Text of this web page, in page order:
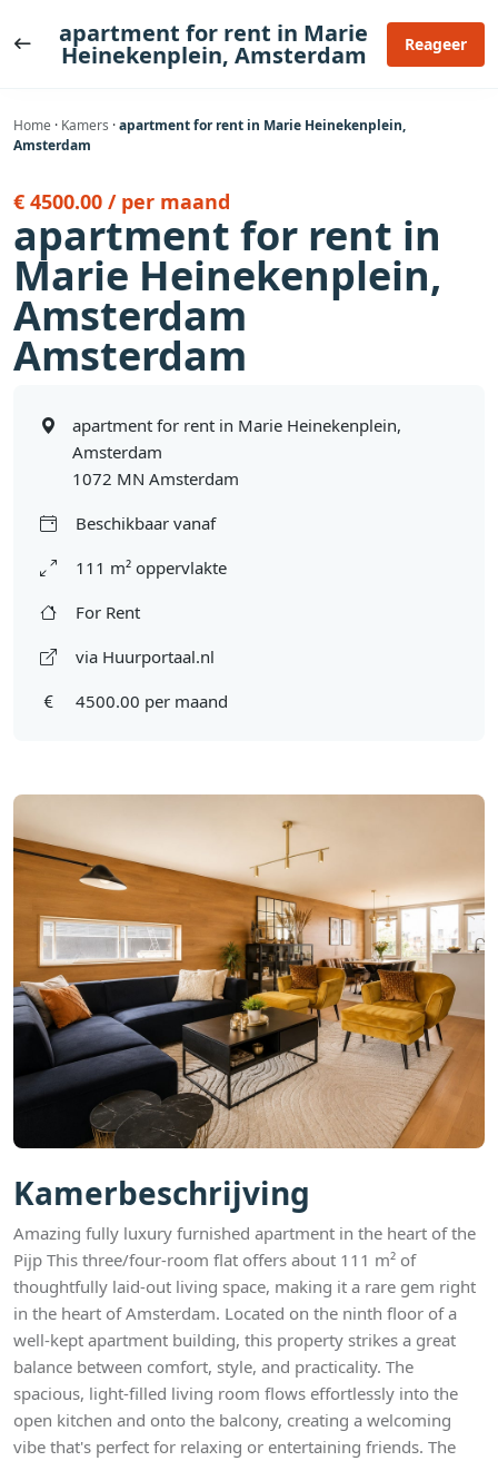
naar
apartment for rent in Marie
Heinekenplein, Amsterdam Reageer
Home · Kamers ·apartment for rent in Marie Heinekenplein,
Amsterdam
Kamerbeschrijving
Amazing fully luxury furnished apartment in the heart of the
Pijp This three/four-room flat offers about 111 m² of
thoughtfully laid-out living space, making it a rare gem right
in the heart of Amsterdam. Located on the ninth floor of a
well-kept apartment building, this property strikes a great
balance between comfort, style, and practicality. The
spacious, light-filled living room flows effortlessly into the
open kitchen and onto the balcony, creating a welcoming
vibe that's perfect for relaxing or entertaining friends. The
€ 4500.00 / per maand
apartment for rent in
Marie Heinekenplein,
Amsterdam
Amsterdam
apartment for rent in Marie Heinekenplein,
Amsterdam
1072 MN Amsterdam
Beschikbaar vanaf
111 m² oppervlakte
For Rent
via Huurportaal.nl
4500.00 per maand